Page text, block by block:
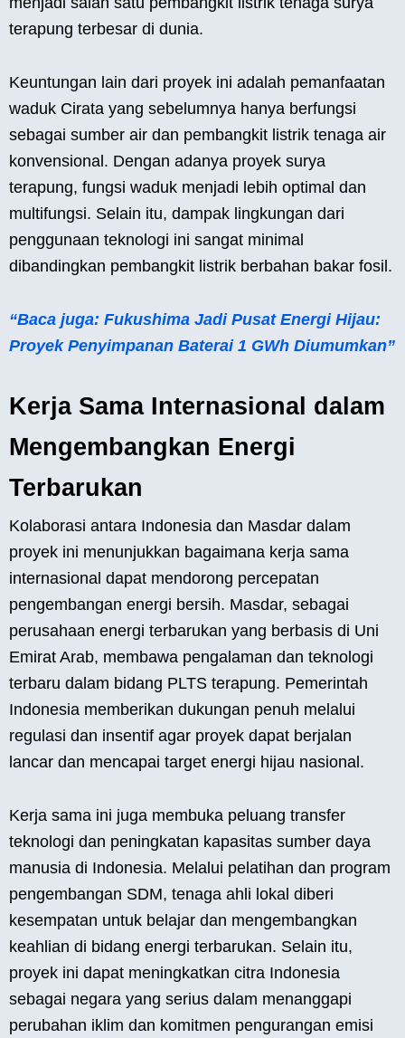
terapung terbesar di dunia.
Keuntungan lain dari proyek ini adalah pemanfaatan
waduk Cirata yang sebelumnya hanya berfungsi
sebagai sumber air dan pembangkit listrik tenaga air
konvensional. Dengan adanya proyek surya
terapung, fungsi waduk menjadi lebih optimal dan
multifungsi. Selain itu, dampak lingkungan dari
penggunaan teknologi ini sangat minimal
dibandingkan pembangkit listrik berbahan bakar fosil.
“Baca juga: Fukushima Jadi Pusat Energi Hijau:
Proyek Penyimpanan Baterai 1 GWh Diumumkan”
Kerja Sama Internasional dalam
Mengembangkan Energi
Terbarukan
Kolaborasi antara Indonesia dan Masdar dalam
proyek ini menunjukkan bagaimana kerja sama
internasional dapat mendorong percepatan
pengembangan energi bersih. Masdar, sebagai
perusahaan energi terbarukan yang berbasis di Uni
Emirat Arab, membawa pengalaman dan teknologi
terbaru dalam bidang PLTS terapung. Pemerintah
Indonesia memberikan dukungan penuh melalui
regulasi dan insentif agar proyek dapat berjalan
lancar dan mencapai target energi hijau nasional.
Kerja sama ini juga membuka peluang transfer
teknologi dan peningkatan kapasitas sumber daya
manusia di Indonesia. Melalui pelatihan dan program
pengembangan SDM, tenaga ahli lokal diberi
kesempatan untuk belajar dan mengembangkan
keahlian di bidang energi terbarukan. Selain itu,
proyek ini dapat meningkatkan citra Indonesia
sebagai negara yang serius dalam menanggapi
perubahan iklim dan komitmen pengurangan emisi